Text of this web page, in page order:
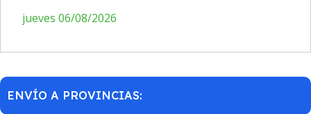
jueves 06/08/2026
ENVÍO A PROVINCIAS: